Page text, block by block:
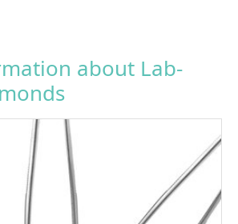
about Lab-